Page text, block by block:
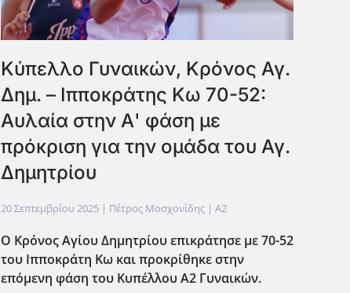
Κύπελλο Γυναικών, Κρόνος Αγ.
Δημ. – Ιπποκράτης Κω 70-52:
Αυλαία στην Α' φάση με
πρόκριση για την ομάδα του Αγ.
Δημητρίου
20 Σεπτεμβρίου 2025| Πέτρος Μοσχονίδης | A2
Ο Κρόνος Αγίου Δημητρίου επικράτησε με 70-52
του Ιπποκράτη Κω και προκρίθηκε στην
επόμενη φάση του Κυπέλλου Α2 Γυναικών.